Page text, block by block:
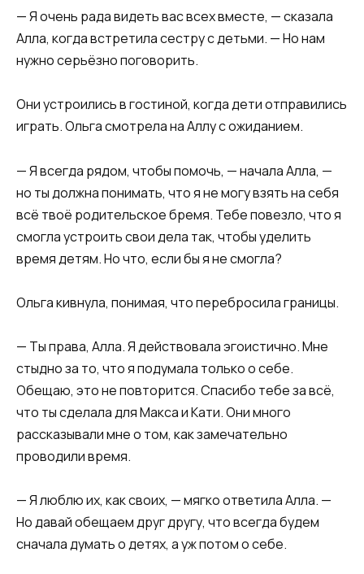
— Я очень рада видеть вас всех вместе, — сказала
Алла, когда встретила сестру с детьми. — Но нам
нужно серьёзно поговорить.
Они устроились в гостиной, когда дети отправились
играть. Ольга смотрела на Аллу с ожиданием.
— Я всегда рядом, чтобы помочь, — начала Алла, —
но ты должна понимать, что я не могу взять на себя
всё твоё родительское бремя. Тебе повезло, что я
смогла устроить свои дела так, чтобы уделить
время детям. Но что, если бы я не смогла?
Ольга кивнула, понимая, что перебросила границы.
— Ты права, Алла. Я действовала эгоистично. Мне
стыдно за то, что я подумала только о себе.
Обещаю, это не повторится. Спасибо тебе за всё,
что ты сделала для Макса и Кати. Они много
рассказывали мне о том, как замечательно
проводили время.
— Я люблю их, как своих, — мягко ответила Алла. —
Но давай обещаем друг другу, что всегда будем
сначала думать о детях, а уж потом о себе.